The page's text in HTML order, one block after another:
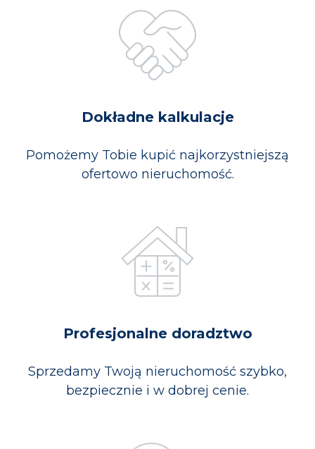
Dokładne kalkulacje
Pomożemy Tobie kupić najkorzystniejszą
ofertowo nieruchomość.
Profesjonalne doradztwo
Sprzedamy Twoją nieruchomość szybko,
bezpiecznie i w dobrej cenie.